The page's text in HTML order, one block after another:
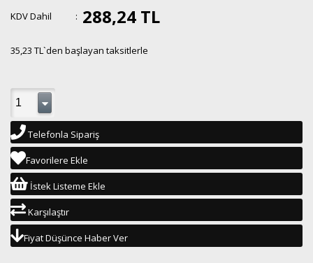
KDV Dahil : 288,24 TL
35,23 TL`den başlayan taksitlerle
Telefonla Sipariş
Favorilere Ekle
İstek Listeme Ekle
Karşılaştır
Fiyat Düşünce Haber Ver